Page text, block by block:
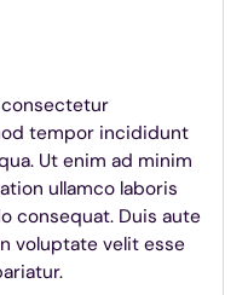
tempor incididunt
Ut enim ad minim
ullamco laboris
consequat. Duis aute
voluptate velit esse